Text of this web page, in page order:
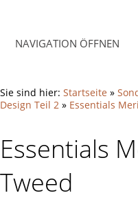
NAVIGATION ÖFFNEN
Sie sind hier: Startseite »
Design Teil 2 » Essentials
Essentials
Tweed